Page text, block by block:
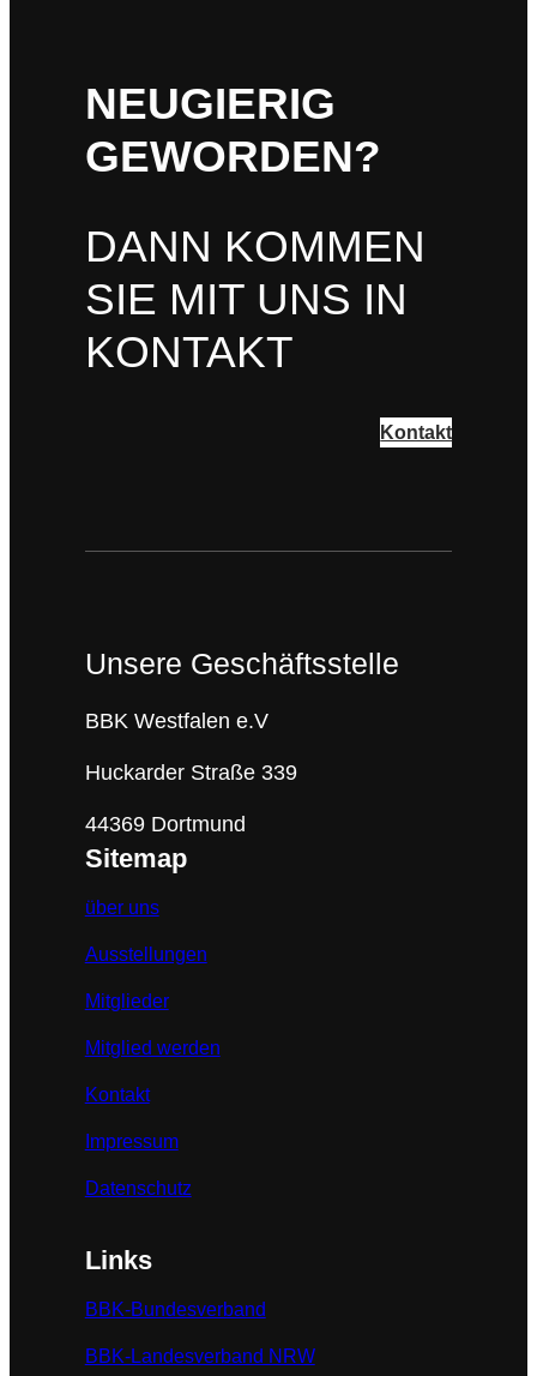
NEUGIERIG
GEWORDEN?
DANN KOMMEN
SIE MIT UNS IN
KONTAKT
Kontakt
Unsere Geschäftsstelle
BBK Westfalen e.V
Huckarder Straße 339
44369 Dortmund
Sitemap
über uns
Ausstellungen
Mitglieder
Mitglied werden
Kontakt
Impressum
Datenschutz
Links
BBK-Bundesverband
BBK-Landesverband NRW